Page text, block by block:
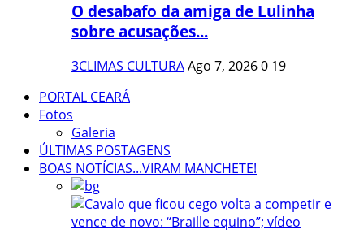
O desabafo da amiga de Lulinha
sobre acusações...
3CLIMAS CULTURAAgo 7, 20260 19
PORTAL CEARÁ
Fotos
Galeria
ÚLTIMAS POSTAGENS
BOAS NOTÍCIAS...VIRAM MANCHETE!